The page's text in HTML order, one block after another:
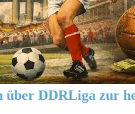
DDRLiga zur